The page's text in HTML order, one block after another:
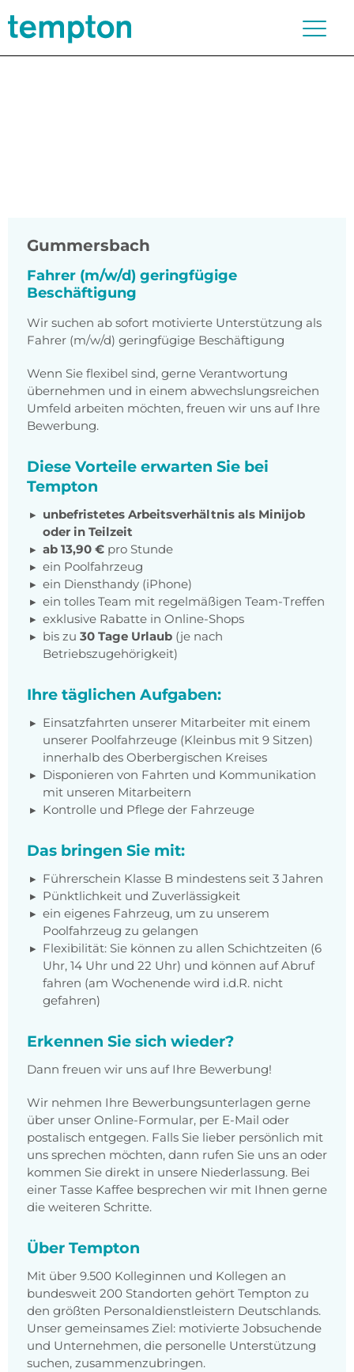
Gummersbach
Fahrer (m/w/d) geringfügige
Beschäftigung
Wir suchen ab sofort motivierte Unterstützung als
Fahrer (m/w/d) geringfügige Beschäftigung
Wenn Sie flexibel sind, gerne Verantwortung
übernehmen und in einem abwechslungsreichen
Umfeld arbeiten möchten, freuen wir uns auf Ihre
Bewerbung.
Diese Vorteile erwarten Sie bei
Tempton
unbefristetes Arbeitsverhältnis als Minijob
oder in Teilzeit
ab 13,90 € pro Stunde
ein Poolfahrzeug
ein Diensthandy (iPhone)
ein tolles Team mit regelmäßigen Team-Treffen
exklusive Rabatte in Online-Shops
bis zu 30 Tage Urlaub (je nach
Betriebszugehörigkeit)
Ihre täglichen Aufgaben:
Einsatzfahrten unserer Mitarbeiter mit einem
unserer Poolfahrzeuge (Kleinbus mit 9 Sitzen)
innerhalb des Oberbergischen Kreises
Disponieren von Fahrten und Kommunikation
mit unseren Mitarbeitern
Kontrolle und Pflege der Fahrzeuge
Das bringen Sie mit:
Führerschein Klasse B mindestens seit 3 Jahren
Pünktlichkeit und Zuverlässigkeit
ein eigenes Fahrzeug, um zu unserem
Poolfahrzeug zu gelangen
Flexibilität: Sie können zu allen Schichtzeiten (6
Uhr, 14 Uhr und 22 Uhr) und können auf Abruf
fahren (am Wochenende wird i.d.R. nicht
gefahren)
Erkennen Sie sich wieder?
Dann freuen wir uns auf Ihre Bewerbung!
Wir nehmen Ihre Bewerbungsunterlagen gerne
über unser Online-Formular, per E-Mail oder
postalisch entgegen. Falls Sie lieber persönlich mit
uns sprechen möchten, dann rufen Sie uns an oder
kommen Sie direkt in unsere Niederlassung. Bei
einer Tasse Kaffee besprechen wir mit Ihnen gerne
die weiteren Schritte.
Über Tempton
Mit über 9.500 Kolleginnen und Kollegen an
bundesweit 200 Standorten gehört Tempton zu
den größten Personaldienstleistern Deutschlands.
Unser gemeinsames Ziel: motivierte Jobsuchende
und Unternehmen, die personelle Unterstützung
suchen, zusammenzubringen.